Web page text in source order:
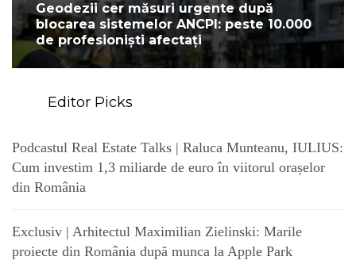
Geodezii cer măsuri urgente după
blocarea sistemelor ANCPI: peste 10.000
de profesioniști afectați
Editor Picks
Podcastul Real Estate Talks | Raluca Munteanu, IULIUS:
Cum investim 1,3 miliarde de euro în viitorul orașelor
din România
Exclusiv | Arhitectul Maximilian Zielinski: Marile
proiecte din România după munca la Apple Park